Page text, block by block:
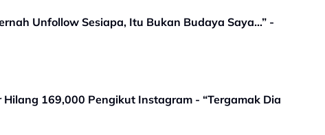
Unfollow Sesiapa, Itu Bukan Budaya Saya…” -
169,000 Pengikut Instagram - “Tergamak Dia